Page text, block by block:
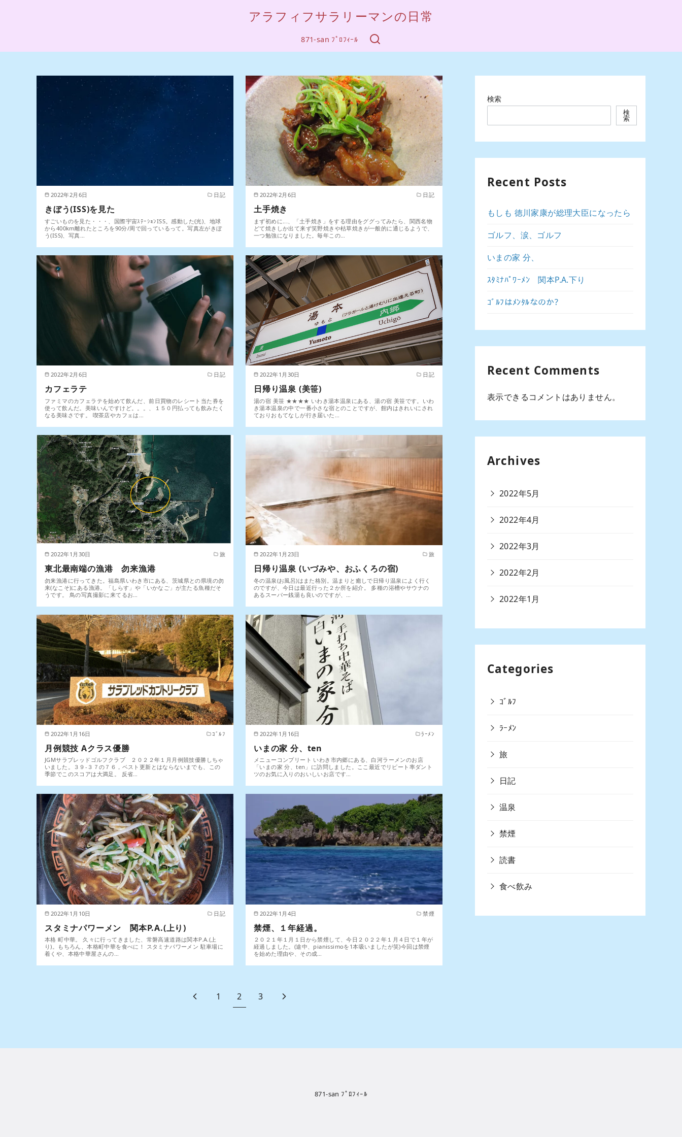
アラフィフサラリーマンの日常
871-san ﾌﾟﾛﾌｨｰﾙ
2022年2月6日 日記
きぼう(ISS)を見た
すごいものを見た・・・、国際宇宙ｽﾃｰｼｮﾝISS。感動した(光)、地球
から400km離れたところを90分/周で回っているって。写真左がきぼ
う(ISS)、写真…
2022年2月6日 日記
土手焼き
まず初めに...、「土手焼き」をする理由をググってみたら、関西名物
どて焼きしか出て来ず笑野焼きや枯草焼きが一般的に通じるようで、
一つ勉強になりました。毎年この…
2022年2月6日 日記
カフェラテ
ファミマのカフェラテを始めて飲んだ、前日買物のレシート当た券を
使って飲んだ。美味いんですけど。。。、１５０円払っても飲みたく
なる美味さです。 喫茶店やカフェは…
2022年1月30日 日記
日帰り温泉 (美笹)
湯の宿 美笹 ★★★★ いわき湯本温泉にある、湯の宿 美笹です。いわ
き湯本温泉の中で一番小さな宿とのことですが、館内はきれいにされ
ておりおもてなしが行き届いた…
2022年1月30日 旅
東北最南端の漁港 勿来漁港
勿来漁港に行ってきた。福島県いわき市にある、茨城県との県境の勿
来(なこそ)にある漁港。「しらす」や「いかなご」が主たる魚種だそ
うです。 鳥の写真撮影に来てるお…
2022年1月23日 旅
日帰り温泉 (いづみや、おふくろの宿)
冬の温泉(お風呂)はまた格別。温まりと癒しで日帰り温泉によく行く
のですが、今日は最近行った２か所を紹介。 多種の浴槽やサウナの
あるスーパー銭湯も良いのですが、…
2022年1月16日 ｺﾞﾙﾌ
月例競技 Aクラス優勝
JGMサラブレッドゴルフクラブ ２０２２年１月月例競技優勝しちゃ
いました。３９-３７の７６，ベスト更新とはならないまでも、この
季節でこのスコアは大満足。 反省…
2022年1月16日 ﾗｰﾒﾝ
いまの家 分、ten
メニューコンプリート いわき市内郷にある、白河ラーメンのお店
「いまの家 分、ten」に訪問しました。ここ最近でリピート率ダント
ツのお気に入りのおいしいお店です…
2022年1月10日 日記
スタミナパワーメン 関本P.A.(上り)
本格 町中華。 久々に行ってきました、常磐高速道路は関本P.A.(上
り)。もちろん、本格町中華を食べに！ スタミナパワーメン 駐車場に
着くや、本格中華屋さんの…
2022年1月4日 禁煙
禁煙、１年経過。
２０２１年１月１日から禁煙して、今日２０２２年１月４日で１年が
経過しました。(途中、pianissimoを1本吸いましたが笑)今回は禁煙
を始めた理由や、その成…
1 2 3
検索
検
索
Recent Posts
もしも 徳川家康が総理大臣になったら
ゴルフ、涙、ゴルフ
いまの家 分、
ｽﾀﾐﾅﾊﾟﾜｰﾒﾝ 関本P.A.下り
ｺﾞﾙﾌはﾒﾝﾀﾙなのか?
Recent Comments
表示できるコメントはありません。
Archives
2022年5月
2022年4月
2022年3月
2022年2月
2022年1月
Categories
ｺﾞﾙﾌ
ﾗｰﾒﾝ
旅
日記
温泉
禁煙
読書
食べ飲み
871-san ﾌﾟﾛﾌｨｰﾙ